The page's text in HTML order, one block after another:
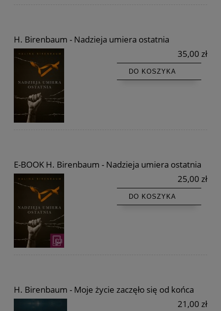
H. Birenbaum - Nadzieja umiera ostatnia
35,00 zł
DO KOSZYKA
E-BOOK H. Birenbaum - Nadzieja umiera ostatnia
25,00 zł
DO KOSZYKA
H. Birenbaum - Moje życie zaczęło się od końca
21,00 zł